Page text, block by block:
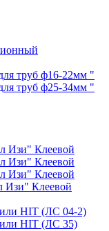
труб ф16-22мм "
труб ф25-34мм "
Изи" Клеевой
Изи" Клеевой
Изи" Клеевой
Изи" Клеевой
HIT (ЛС 04-2)
HIT (ЛС 35)